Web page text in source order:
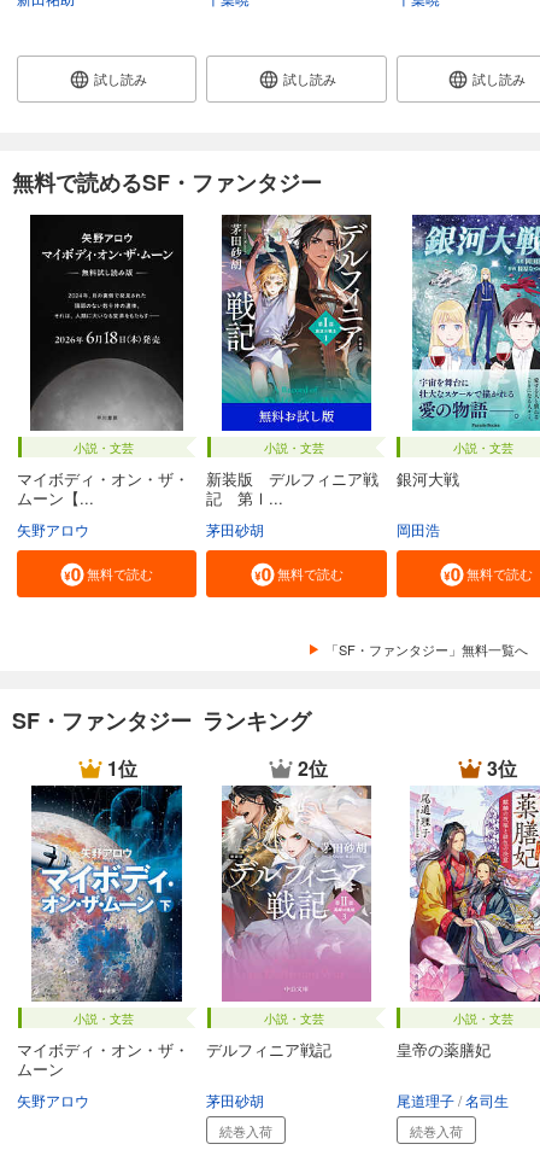
試し読み 試し読み 試し読み
無料で読めるSF・ファンタジー
小説・文芸
マイボディ・オン・ザ・
ムーン【...
矢野アロウ
無料で読む
小説・文芸
新装版 デルフィニア戦
記 第Ⅰ...
茅田砂胡
無料で読む
小説・文芸
銀河大戦
岡田浩
無料で読む
「SF・ファンタジー」無料一覧へ
SF・ファンタジー ランキング
1位
小説・文芸
マイボディ・オン・ザ・
ムーン
矢野アロウ
2位
小説・文芸
デルフィニア戦記
茅田砂胡
続巻入荷
3位
小説・文芸
皇帝の薬膳妃
尾道理子 名司生
続巻入荷